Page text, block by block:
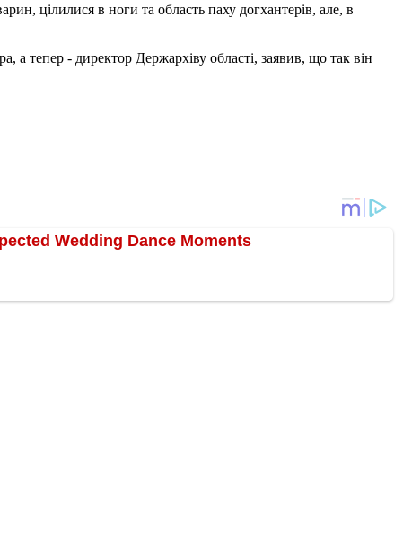
цілилися в ноги та область паху догхантерів, але, в
а тепер - директор Держархіву області, заявив, що так він